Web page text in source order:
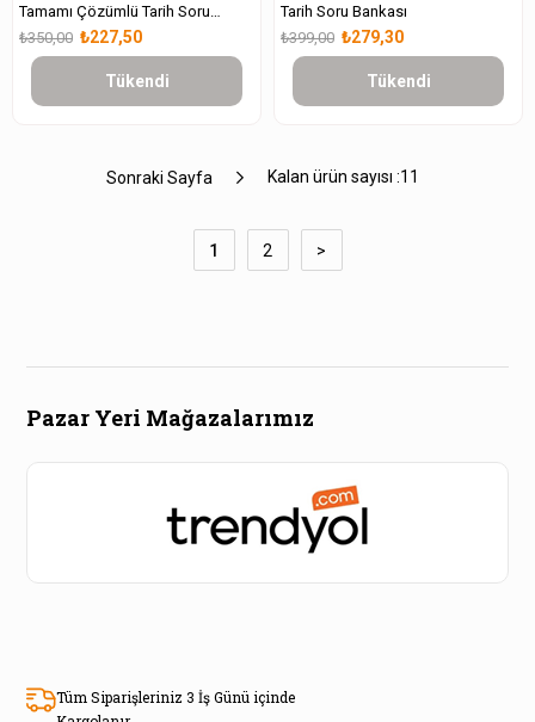
Tamamı Çözümlü Tarih Soru
Bankası ₺227,50
₺350,00
Tükendi
Tarih Soru Bankası
₺279,30
₺399,00
Tükendi
Sonraki Sayfa Kalan ürün sayısı :11
1 2 >
Pazar Yeri Mağazalarımız
Tüm Siparişleriniz 3 İş Günü içinde